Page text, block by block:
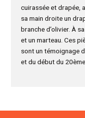
cuirassée et drapée,
sa main droite un
branche d’olivier. À
et un marteau. Ces
sont un témoignage
et du début du